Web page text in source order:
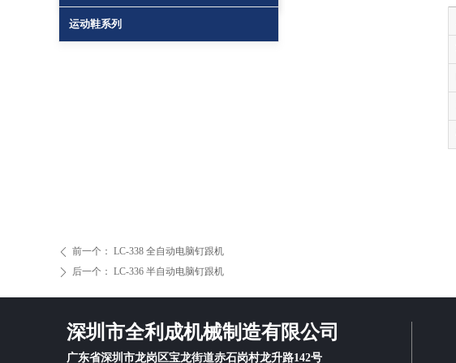
ꄴ 前一个： LC-338 全自动电脑钉跟机
ꄲ 后一个： LC-336 半自动电脑钉跟机
运动鞋系列
深圳市全利成机械制造有限公司
广东省深圳市龙岗区宝龙街道赤石岗村龙升路142号